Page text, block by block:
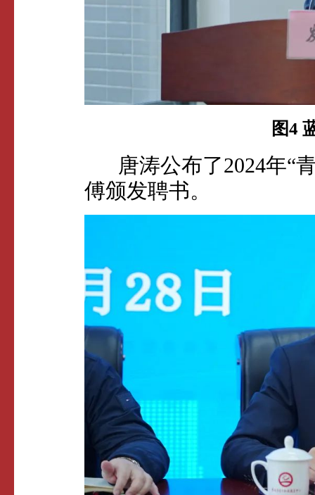
图4
唐涛公布了2024年“
傅颁发聘书。